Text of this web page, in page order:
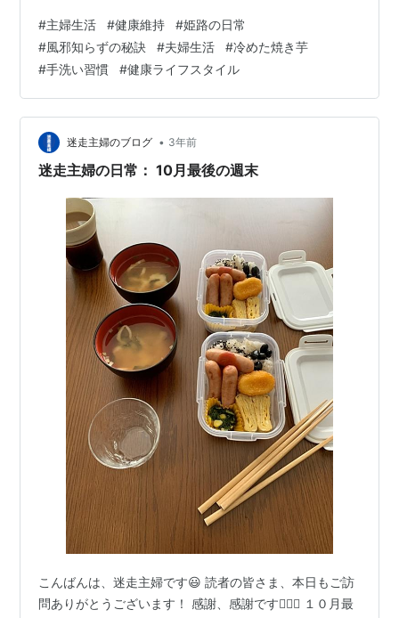
で晩ごはんのはずが、深夜メシになってしまいました。
残念。 冷めきった焼き芋ちゃん😭いい匂いはどこへや
ら〜 自慢じゃないけど、自慢です♪♪♪ わたし風邪ひいた
ことないです。インフルエンザになったこともないで
す。 インフルエンザ予防ワクチンも、打ったことないで
す。 これ、…
#主婦生活 #健康維持 #姫路の日常
#風邪知らずの秘訣 #夫婦生活 #冷めた焼き芋
#手洗い習慣 #健康ライフスタイル
迷走主婦のブログ • 3年前
迷走主婦の日常： 10月最後の週末
こんばんは、迷走主婦です😃 読者の皆さま、本日もご訪
問ありがとうございます！ 感謝、感謝です🙇🏻‍♀️ １０月最